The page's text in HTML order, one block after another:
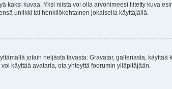
kaksi kuvaa. Yksi niistä voi olla arvonimeesi liitetty kuva
uniikki tai henkilökohtainen jokaisella käyttäjällä.
jotain neljästä tavasta: Gravatar, galleriasta,
käyttää avataria, ota yhteyttä foorumin ylläpitäjään.